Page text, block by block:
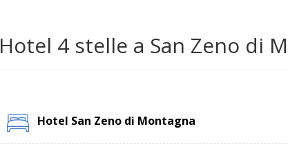
Hotel 4 stelle a San Zeno di
Hotel San Zeno di Montagna